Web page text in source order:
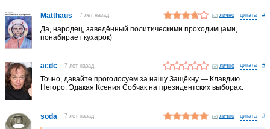
Matthaus 7 лет назад лично #
Да, народец, заведённый политическими проходимцами,
понабирает кухарок)
acdc 7 лет назад лично #
Точно, давайте проголосуем за нашу Защёкну — Клавдию
Негоро. Эдакая Ксения Собчак на президентских выборах.
soda 7 лет назад лично #